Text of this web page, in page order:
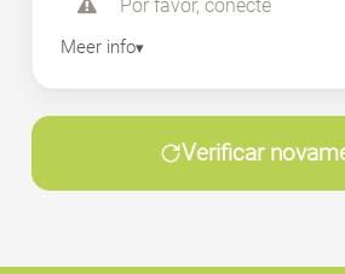
Por favor, conecte
Meer info
Verificar